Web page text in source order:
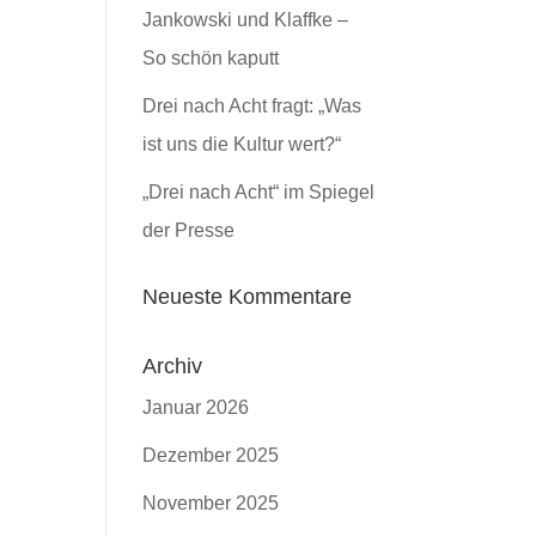
Jankowski und Klaffke –
So schön kaputt
Drei nach Acht fragt: „Was
ist uns die Kultur wert?“
„Drei nach Acht“ im Spiegel
der Presse
Neueste Kommentare
Archiv
Januar 2026
Dezember 2025
November 2025